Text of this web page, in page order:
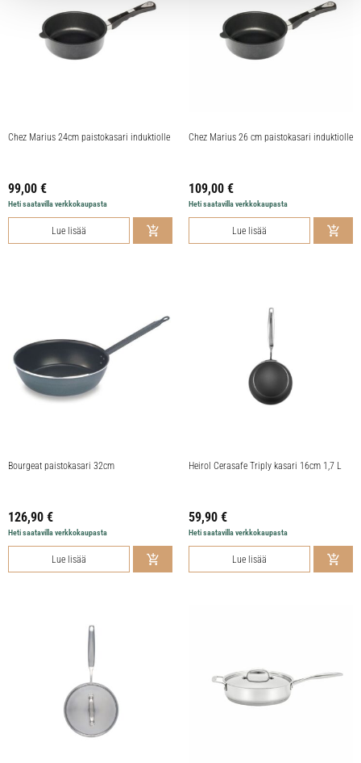
Chez Marius 24cm paistokasari induktiolle
99,00 €
Heti saatavilla verkkokaupasta
Lue lisää
Chez Marius 26 cm paistokasari induktiolle
109,00 €
Heti saatavilla verkkokaupasta
Lue lisää
Bourgeat paistokasari 32cm
126,90 €
Heti saatavilla verkkokaupasta
Lue lisää
Heirol Cerasafe Triply kasari 16cm 1,7 L
59,90 €
Heti saatavilla verkkokaupasta
Lue lisää